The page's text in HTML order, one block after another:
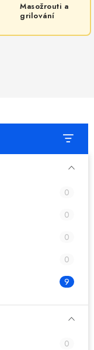
Masožrouti a
grilování
0
0
0
0
9
0